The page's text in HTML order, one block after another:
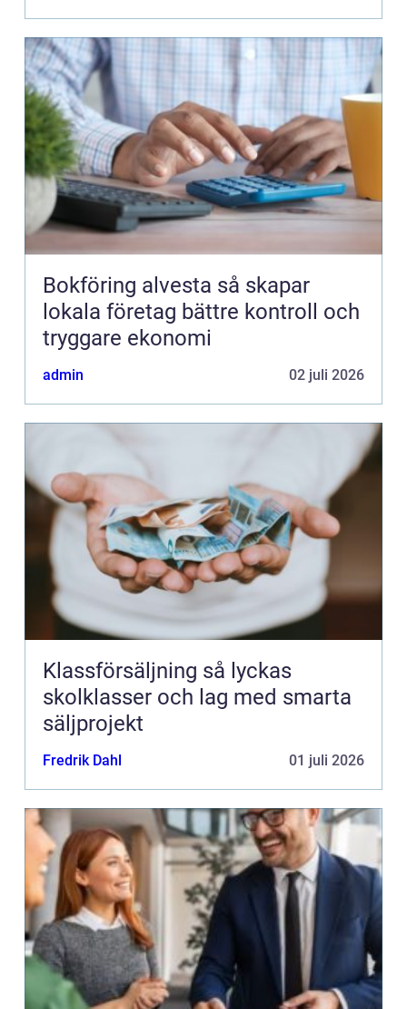
Bokföring alvesta så skapar
lokala företag bättre kontroll och
tryggare ekonomi
admin 02 juli 2026
Klassförsäljning så lyckas
skolklasser och lag med smarta
säljprojekt
Fredrik Dahl 01 juli 2026